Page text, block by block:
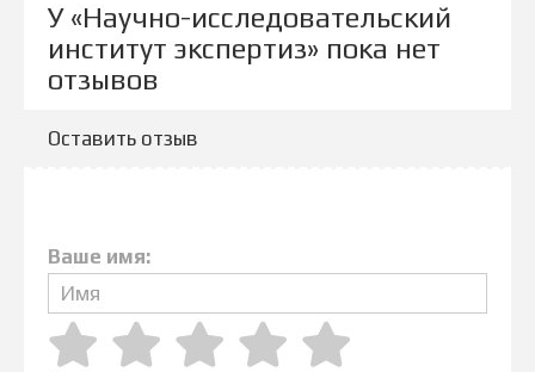
У «Научно-исследовательский
институт экспертиз» пока нет
отзывов
Оставить отзыв
Ваше имя: